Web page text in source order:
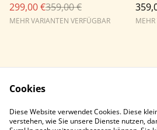
299,00 €359,00 €
MEHR VARIANTEN VERFÜGBAR
Contact Us
Privacy Policy
Cookies
Diese Website verwendet Cookies. Diese
verstehen, wie Sie unsere Dienste nutzen,